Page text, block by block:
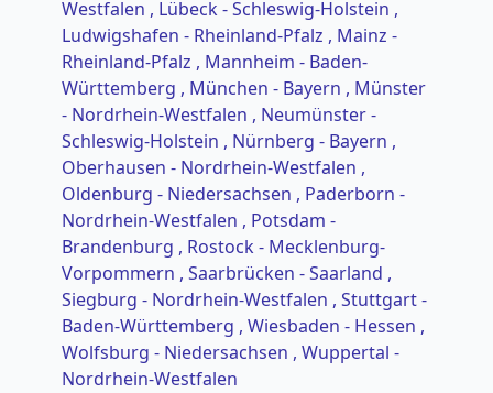
Westfalen , Lübeck - Schleswig-Holstein ,
Ludwigshafen - Rheinland-Pfalz , Mainz -
Rheinland-Pfalz , Mannheim - Baden-
Württemberg , München - Bayern , Münster
- Nordrhein-Westfalen , Neumünster -
Schleswig-Holstein , Nürnberg - Bayern ,
Oberhausen - Nordrhein-Westfalen ,
Oldenburg - Niedersachsen , Paderborn -
Nordrhein-Westfalen , Potsdam -
Brandenburg , Rostock - Mecklenburg-
Vorpommern , Saarbrücken - Saarland ,
Siegburg - Nordrhein-Westfalen , Stuttgart -
Baden-Württemberg , Wiesbaden - Hessen ,
Wolfsburg - Niedersachsen , Wuppertal -
Nordrhein-Westfalen